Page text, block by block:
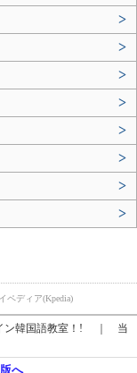
>
>
>
>
>
>
>
>
ペディア(Kpedia)
ン韓国語教室！!
当
へ